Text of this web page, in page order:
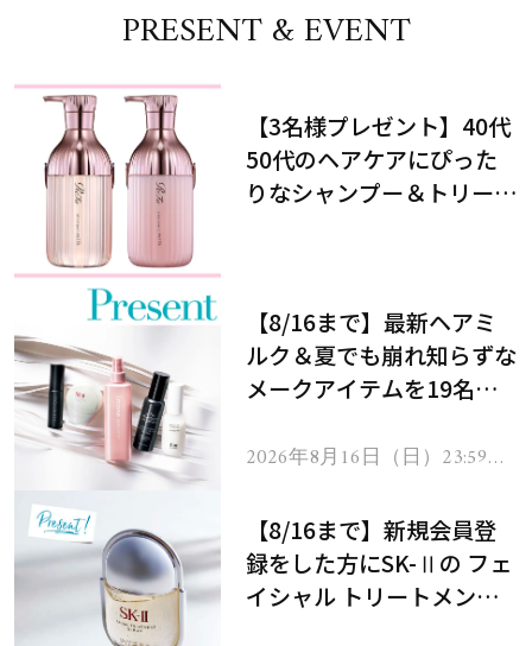
PRESENT & EVENT
【3名様プレゼント】40代
50代のヘアケアにぴった
りなシャンプー＆トリート
【8/16まで】最新ヘアミ
ルク＆夏でも崩れ知らずな
メークアイテムを19名様
2026年8月16日（日）23:59ま
【8/16まで】新規会員登
録をした方にSK-Ⅱの フェ
イシャル トリートメント